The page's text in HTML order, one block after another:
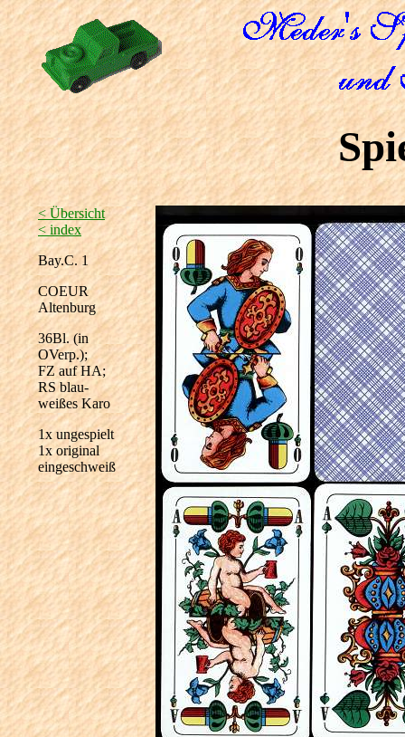
< Übersicht
< index
Bay.C. 1
COEUR
Altenburg
36Bl. (in
OVerp.);
FZ auf HA;
RS blau-
weißes Karo
1x ungespielt
1x original
eingeschweiß